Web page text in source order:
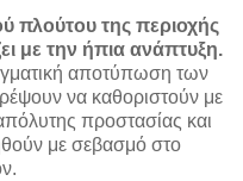
πλούτου της περιοχής
με την ήπια ανάπτυξη.
αποτύπωση των
να καθοριστούν με
προστασίας και
με σεβασμό στο